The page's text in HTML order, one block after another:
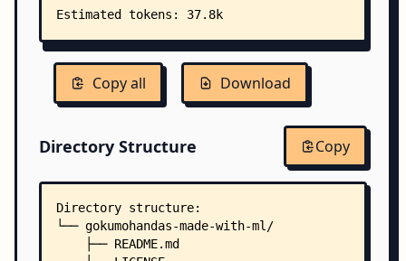
Copy all Download
Directory Structure Copy
Directory structure:
└── gokumohandas-made-with-ml/
    ├── README.md